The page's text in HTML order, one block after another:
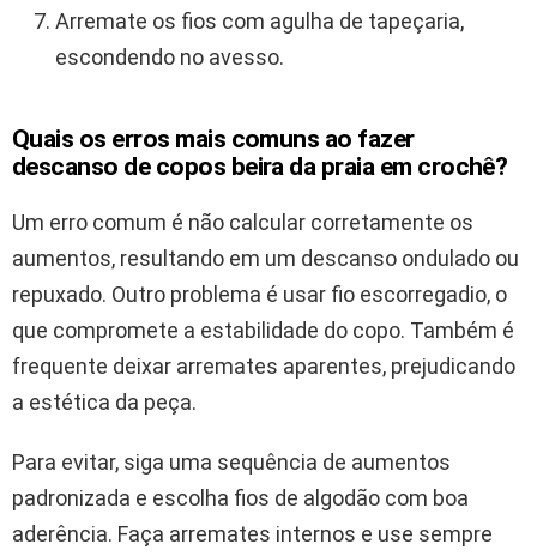
Arremate os fios com agulha de tapeçaria,
escondendo no avesso.
Quais os erros mais comuns ao fazer
descanso de copos beira da praia em crochê?
Um erro comum é não calcular corretamente os
aumentos, resultando em um descanso ondulado ou
repuxado. Outro problema é usar fio escorregadio, o
que compromete a estabilidade do copo. Também é
frequente deixar arremates aparentes, prejudicando
a estética da peça.
Para evitar, siga uma sequência de aumentos
padronizada e escolha fios de algodão com boa
aderência. Faça arremates internos e use sempre